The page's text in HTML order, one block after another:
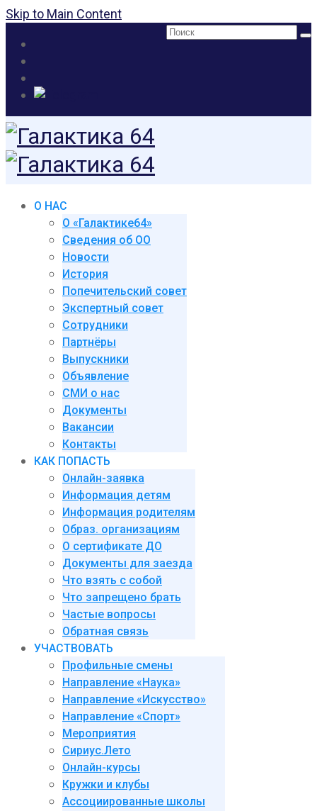
Skip to Main Content
Поиск:
О НАС
О «Галактике64»
Сведения об ОО
Новости
История
Попечительский совет
Экспертный совет
Сотрудники
Партнёры
Выпускники
Объявление
СМИ о нас
Документы
Вакансии
Контакты
КАК ПОПАСТЬ
Онлайн-заявка
Информация детям
Информация родителям
Образ. организациям
О сертификате ДО
Документы для заезда
Что взять с собой
Что запрещено брать
Частые вопросы
Обратная связь
УЧАСТВОВАТЬ
Профильные смены
Направление «Наука»
Направление «Искусство»
Направление «Спорт»
Мероприятия
Сириус.Лето
Онлайн-курсы
Кружки и клубы
Ассоциированные школы